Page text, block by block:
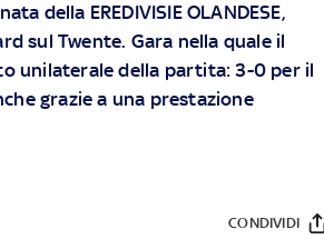
della EREDIVISIE OLANDESE,
sul Twente. Gara nella quale il
unilaterale della partita: 3-0 per il
grazie a una prestazione
CONDIVIDI